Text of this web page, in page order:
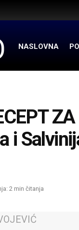
NASLOVNA
i
2 min čitanja